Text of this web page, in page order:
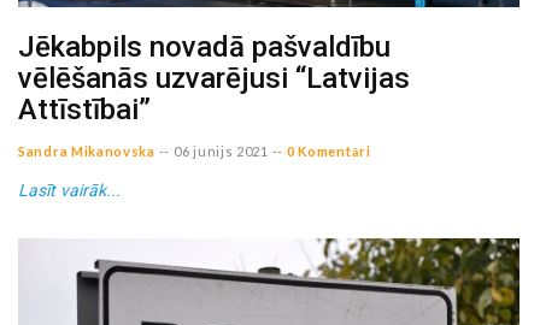
Jēkabpils novadā pašvaldību
vēlēšanās uzvarējusi “Latvijas
Attīstībai”
Sandra Mikanovska -- 06 junijs 2021 -- 0 Komentāri
Lasīt vairāk...